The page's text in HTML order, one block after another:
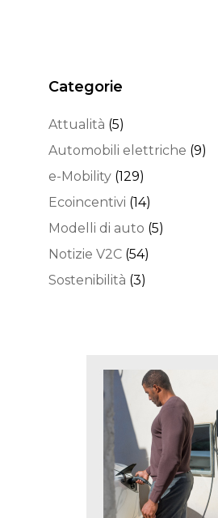
Categorie
Attualità (5)
Automobili elettriche (9)
e-Mobility (129)
Ecoincentivi (14)
Modelli di auto (5)
Notizie V2C (54)
Sostenibilità (3)